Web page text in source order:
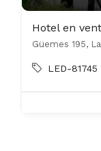
Hotel en
Güemes 195,
LED-81745